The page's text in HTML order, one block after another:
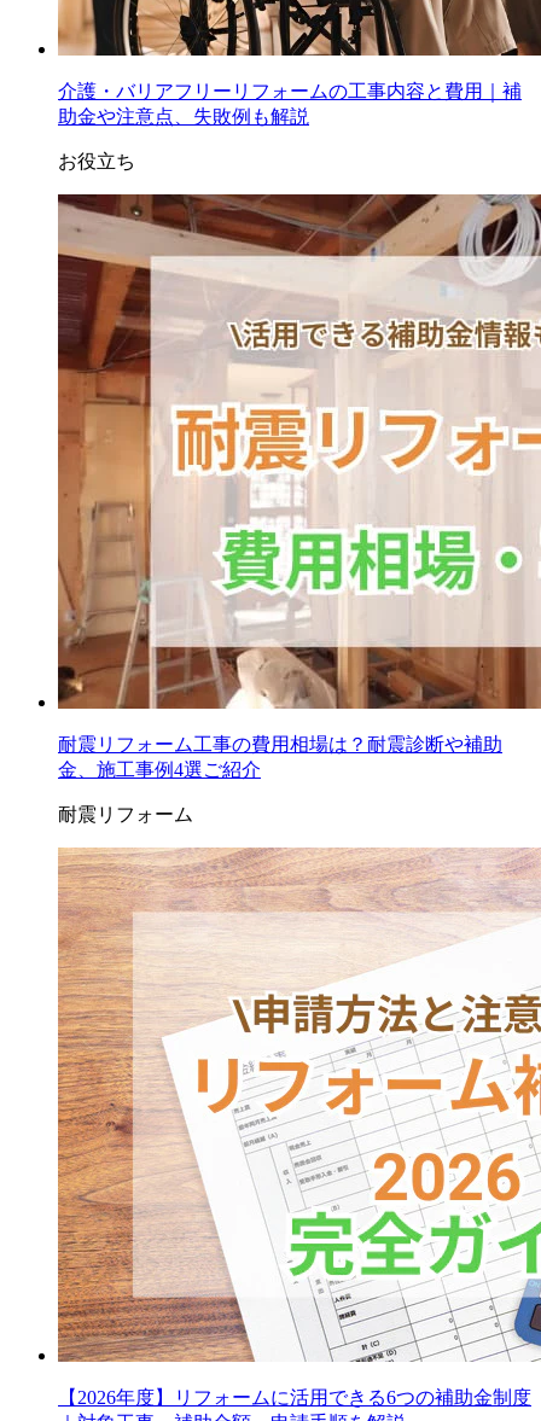
介護・バリアフリーリフォームの工事内容と費用｜補
助金や注意点、失敗例も解説
お役立ち
耐震リフォーム工事の費用相場は？耐震診断や補助
金、施工事例4選ご紹介
耐震リフォーム
【2026年度】リフォームに活用できる6つの補助金制度